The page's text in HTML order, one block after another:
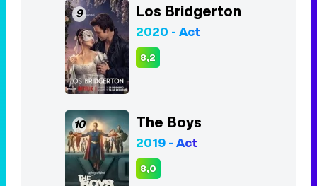
9 Los Bridgerton
2020 - Act
8,2
10 The Boys
2019 - Act
8,0